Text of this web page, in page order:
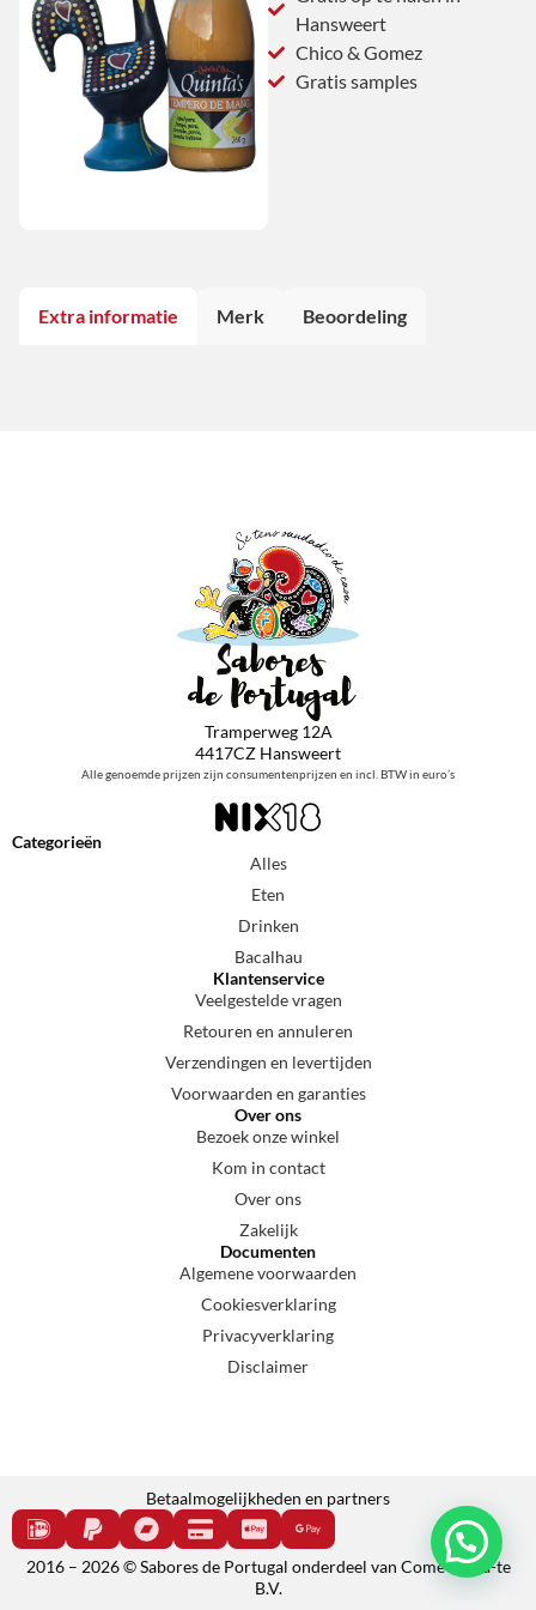
Hansweert
Chico & Gomez
Gratis samples
Extra informatie Merk Beoordeling
Tramperweg 12A
4417CZ Hansweert
Alle genoemde prijzen zijn consumentenprijzen en incl. BTW in euro’s
Categorieën
Alles
Eten
Drinken
Bacalhau
Klantenservice
Veelgestelde vragen
Retouren en annuleren
Verzendingen en levertijden
Voorwaarden en garanties
Over ons
Bezoek onze winkel
Kom in contact
Over ons
Zakelijk
Documenten
Algemene voorwaarden
Cookiesverklaring
Privacyverklaring
Disclaimer
Betaalmogelijkheden en partners
2016 – 2026 © Sabores de Portugal onderdeel van Come e cala-te
B.V.